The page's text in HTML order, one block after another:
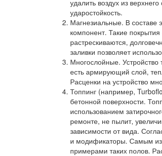
удалить воздух из
ударостойкость.
Магнезиальные. В составе
компонент. Такие
растрескиваются,
заливки позволяет
Многослойные.
есть армирующий слой,
Расценки на устройство
Топпинг (например,
бетонной поверхности.
использованием
ремонте, не пылит,
зависимости от вида.
и модификаторы. Самым
примерами таких полов.